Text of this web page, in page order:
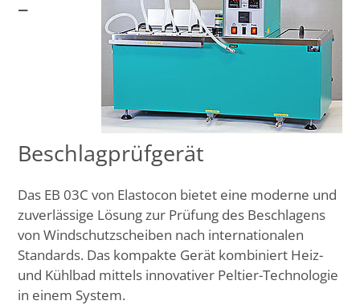
–
Beschlagprüfgerät
Das EB 03C von Elastocon bietet eine moderne und
zuverlässige Lösung zur Prüfung des Beschlagens
von Windschutzscheiben nach internationalen
Standards. Das kompakte Gerät kombiniert Heiz-
und Kühlbad mittels innovativer Peltier-Technologie
in einem System.